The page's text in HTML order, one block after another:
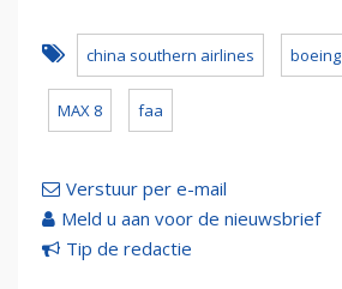
china southern airlines boeing
MAX 8 faa
Verstuur per e-mail
Meld u aan voor de nieuwsbrief
Tip de redactie